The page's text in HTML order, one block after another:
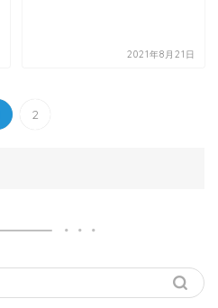
2021年8月21日
2